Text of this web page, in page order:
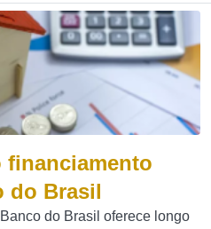
financiamento
do Brasil
do Brasil oferece longo